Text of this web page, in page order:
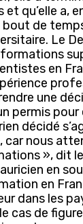
et qu’elle a,
de
Le
en
une
permis pour
décidé
car nous
», dit
en
en
dans les
cas de